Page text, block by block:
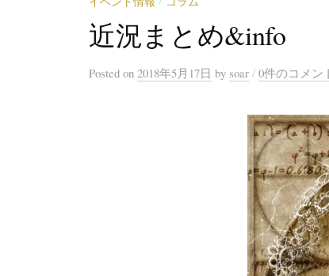
近況まとめ&info
Posted on 2018年5月17日 by soar / 0件のコメン